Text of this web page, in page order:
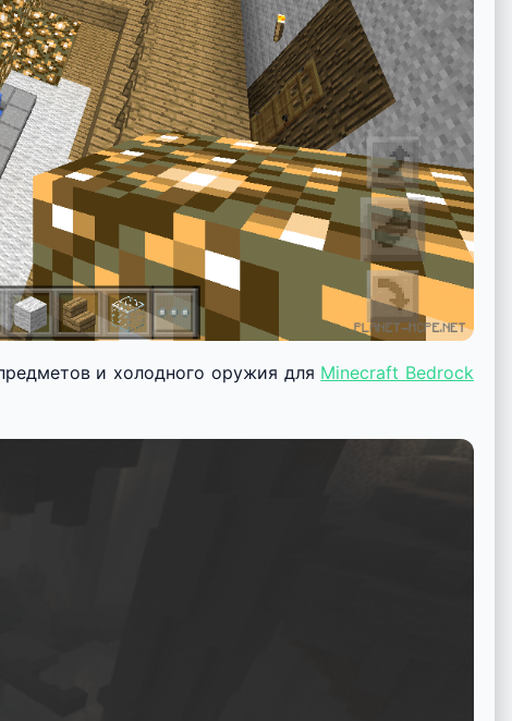
и холодного оружия для Minecraft Bedrock